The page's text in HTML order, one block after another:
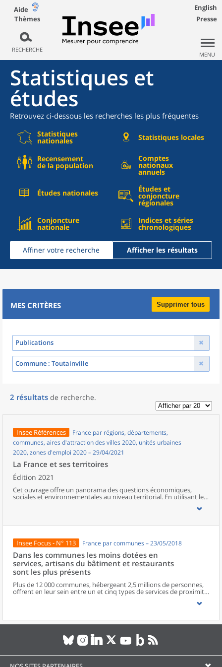
Aide
Thèmes
RECHERCHE
English
Presse
MENU
Statistiques et
études
Retrouvez ci-dessous les recherches les plus fréquentes
Statistiques
nationales Statistiques locales
Recensement
de la population
Comptes
nationaux
annuels
Études nationales Études et
conjoncture
régionales
Conjoncture
nationale
Indices et séries
chronologiques
Affiner votre recherche Afficher les résultats
MES CRITÈRES Supprimer tous
Publications
Commune : Toutainville
2 résultats de recherche.
Insee Références
France par régions, départements,
communes, aires d'attraction des villes 2020, unités urbaines
2020, zones d'emploi 2020 – 29/04/2021
La France et ses territoires
Édition 2021
Cet ouvrage offre un panorama des questions économiques,
sociales et environnementales au niveau territorial. En utilisant les
disparités géographiques en France, sur les forces et faiblesses des
population.
Insee Focus - N° 113 France par communes – 23/05/2018
Dans les communes les moins dotées en
services, artisans du bâtiment et restaurants
sont les plus présents
Plus de 12 000 communes, hébergeant 2,5 millions de personnes,
offrent en leur sein entre un et cinq types de services de proximité.
Dans ces communes, les artisans et les restaurants sont les plus
boulangeries ou les supérettes, n’apparaissent de façon
significative que dans les communes offrant au moins dix types de
services de proximité. Quant aux services médicaux, ils sont situés
dans des communes bénéficiant d’un nombre d’équipements
encore plus large. Aux communes qui possèdent au moins un
service de proximité, s’ajoutent 1 888 communes qui n’en